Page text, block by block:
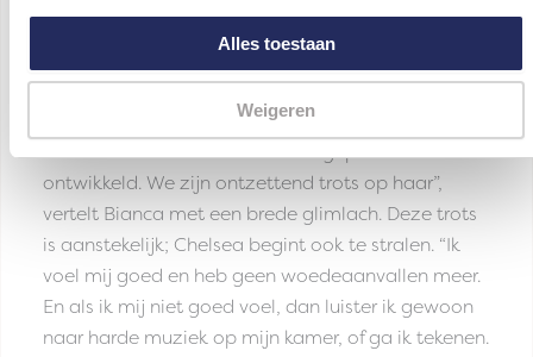
Alles toestaan
Weigeren
binnen het gezinshuis en kreeg langzaam weer
vertrouwen in anderen. “Het is fantastisch om te
zien hoe Chelsea zich heeft aangepast en
ontwikkeld. We zijn ontzettend trots op haar”,
vertelt Bianca met een brede glimlach. Deze trots
is aanstekelijk; Chelsea begint ook te stralen. “Ik
voel mij goed en heb geen woedeaanvallen meer.
En als ik mij niet goed voel, dan luister ik gewoon
naar harde muziek op mijn kamer, of ga ik tekenen.